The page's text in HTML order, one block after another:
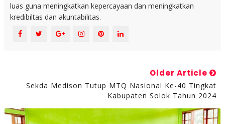
luas guna meningkatkan kepercayaan dan meningkatkan
kredibiltas dan akuntabilitas.
Older Article
Sekda Medison Tutup MTQ Nasional Ke-40 Tingkat
Kabupaten Solok Tahun 2024